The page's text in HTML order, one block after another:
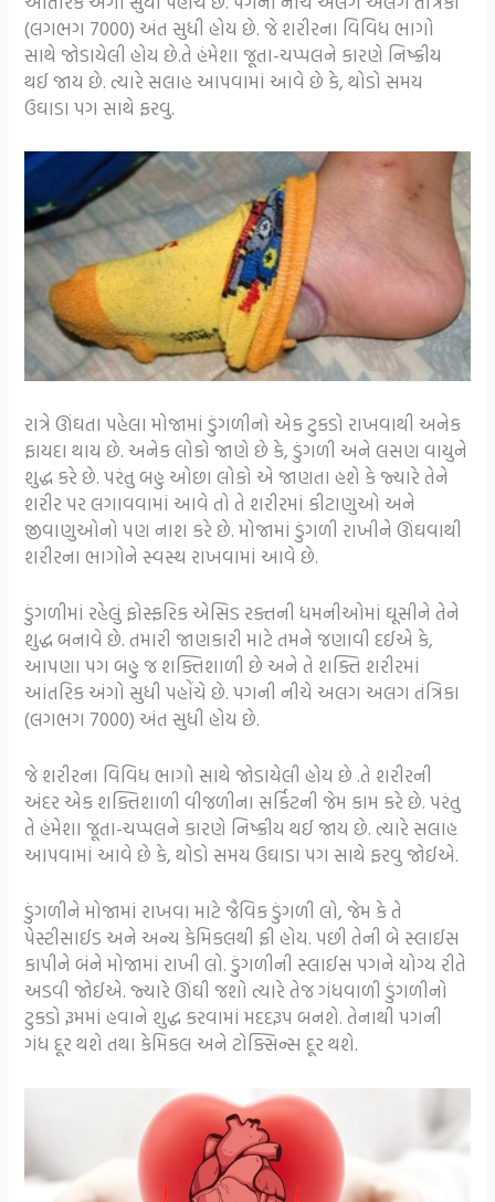
(લગભગ 7000) અંત સુધી હોય છે. જે શરીરના વિવિધ ભાગો
સાથે જોડાયેલી હોય છે.તે હંમેશા જૂતા-ચપ્પલને કારણે નિષ્ક્રીય
થઈ જાય છે. ત્યારે સલાહ આપવામાં આવે છે કે, થોડો સમય
ઉઘાડા પગ સાથે ફરવુ.
રાત્રે ઊંઘતા પહેલા મોજામાં ડુંગળીનો એક ટુકડો રાખવાથી અનેક
ફાયદા થાય છે. અનેક લોકો જાણે છે કે, ડુંગળી અને લસણ વાયુને
શુદ્ધ કરે છે. પરંતુ બહુ ઓછા લોકો એ જાણતા હશે કે જ્યારે તેને
શરીર પર લગાવવામાં આવે તો તે શરીરમાં કીટાણુઓ અને
જીવાણુઓનો પણ નાશ કરે છે. મોજામાં ડુંગળી રાખીને ઊંઘવાથી
શરીરના ભાગોને સ્વસ્થ રાખવામાં આવે છે.
ડુંગળીમાં રહેલું ફોસ્ફરિક એસિડ રક્તની ધમનીઓમાં ઘૂસીને તેને
શુદ્ધ બનાવે છે. તમારી જાણકારી માટે તમને જણાવી દઈએ કે,
આપણા પગ બહુ જ શક્તિશાળી છે અને તે શક્તિ શરીરમાં
આંતરિક અંગો સુધી પહોંચે છે. પગની નીચે અલગ અલગ તંત્રિકા
(લગભગ 7000) અંત સુધી હોય છે.
જે શરીરના વિવિધ ભાગો સાથે જોડાયેલી હોય છે .તે શરીરની
અંદર એક શક્તિશાળી વીજળીના સર્કિટની જેમ કામ કરે છે. પરંતુ
તે હંમેશા જૂતા-ચપ્પલને કારણે નિષ્ક્રીય થઈ જાય છે. ત્યારે સલાહ
આપવામાં આવે છે કે, થોડો સમય ઉઘાડા પગ સાથે ફરવુ જોઈએ.
ડુંગળીને મોજામાં રાખવા માટે જૈવિક ડુંગળી લો, જેમ કે તે
પેસ્ટીસાઈડ અને અન્ય કેમિકલથી ફ્રી હોય. પછી તેની બે સ્લાઈસ
કાપીને બંને મોજામાં રાખી લો. ડુંગળીની સ્લાઈસ પગને યોગ્ય રીતે
અડવી જોઈએ. જ્યારે ઊંઘી જશો ત્યારે તેજ ગંધવાળી ડુંગળીનો
ટુકડો રૂમમાં હવાને શુદ્ધ કરવામાં મદદરૂપ બનશે. તેનાથી પગની
ગંધ દૂર થશે તથા કેમિકલ અને ટોક્સિન્સ દૂર થશે.